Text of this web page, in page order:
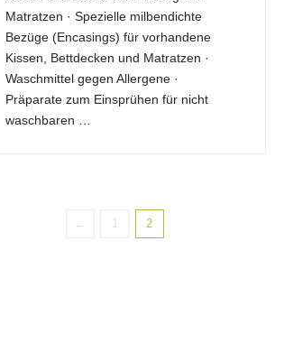
Matratzen · Spezielle milbendichte
Bezüge (Encasings) für vorhandene
Kissen, Bettdecken und Matratzen ·
Waschmittel gegen Allergene ·
Präparate zum Einsprühen für nicht
waschbaren …
← 2